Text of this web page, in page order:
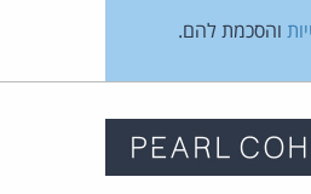
והסכמת להם.